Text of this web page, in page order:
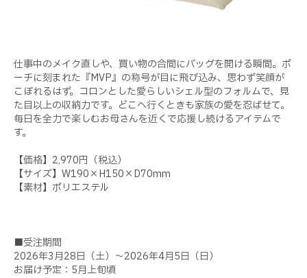
仕事中のメイク直しや、買い物の合間にバッグを開ける瞬間。ポ
ーチに刻まれた『MVP』の称号が目に飛び込み、思わず笑顔が
こぼれるはず。コロンとした愛らしいシェル型のフォルムで、見
た目以上の収納力です。どこへ行くときも家族の愛を忍ばせて。
毎日を全力で楽しむお母さんを近くで応援し続けるアイテムで
す。
【価格】2,970円（税込）
【サイズ】W190×H150×D70mm
【素材】ポリエステル
■受注期間
2026年3月28日（土）～2026年4月5日（日）
お届け予定：5月上旬頃